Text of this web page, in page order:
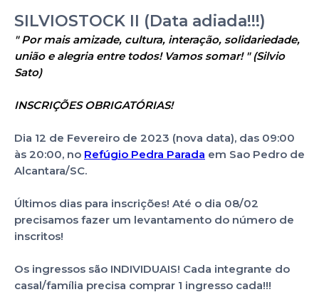
SILVIOSTOCK II (Data adiada!!!)
" Por mais amizade, cultura, interação, solidariedade,
união e alegria entre todos! Vamos somar! " (Silvio
Sato)
INSCRIÇÕES OBRIGATÓRIAS!
Dia 12 de Fevereiro de 2023 (nova data), das 09:00
às 20:00, no Refúgio Pedra Parada em Sao Pedro de
Alcantara/SC.
Últimos dias para inscrições! Até o dia 08/02
precisamos fazer um levantamento do número de
inscritos!
Os ingressos são INDIVIDUAIS! Cada integrante do
casal/família precisa comprar 1 ingresso cada!!!